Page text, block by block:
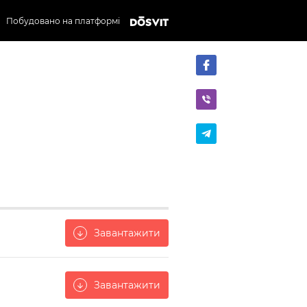
Побудовано на платформі
arrow_downward Завантажити
arrow_downward Завантажити